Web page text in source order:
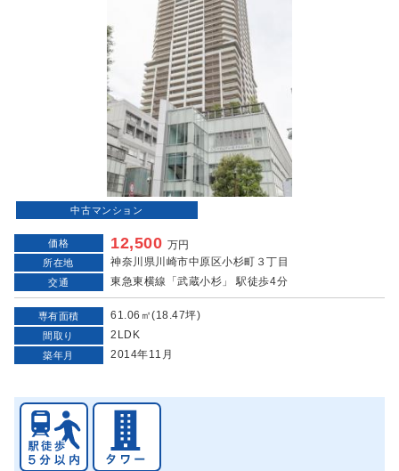
中古マンション
価格 12,500 万円
所在地 神奈川県川崎市中原区小杉町３丁目
交通 東急東横線「武蔵小杉」 駅徒歩4分
専有面積 61.06㎡(18.47坪)
間取り 2LDK
築年月 2014年11月